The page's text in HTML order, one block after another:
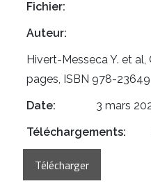
Fichier:
Auteur:
Hivert-Messeca Y. et al,
pages, ISBN 978-
Date:
3 mars
Téléchargements: